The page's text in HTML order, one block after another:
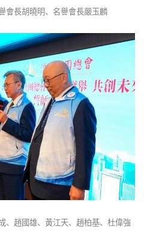
會長胡曉明、名譽會長嚴玉麟
、趙國雄、黃江天、趙柏基、杜偉強